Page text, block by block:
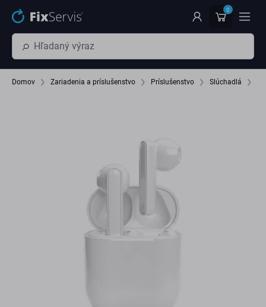
Preskočiť na hlavný obsah 0
Domov Zariadenia a príslušenstvo Príslušenstvo Slúchadlá